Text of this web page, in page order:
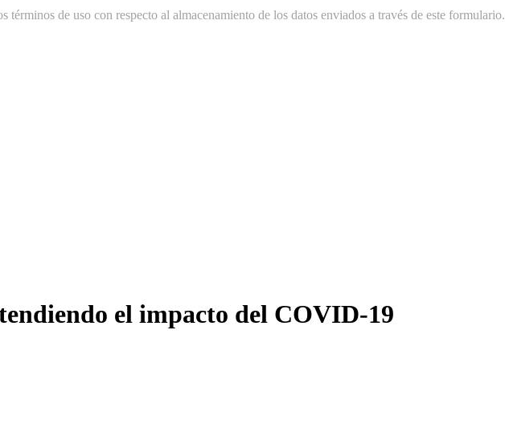
de uso con respecto al almacenamiento de los datos enviados a través de este formulario.
el impacto del COVID-19